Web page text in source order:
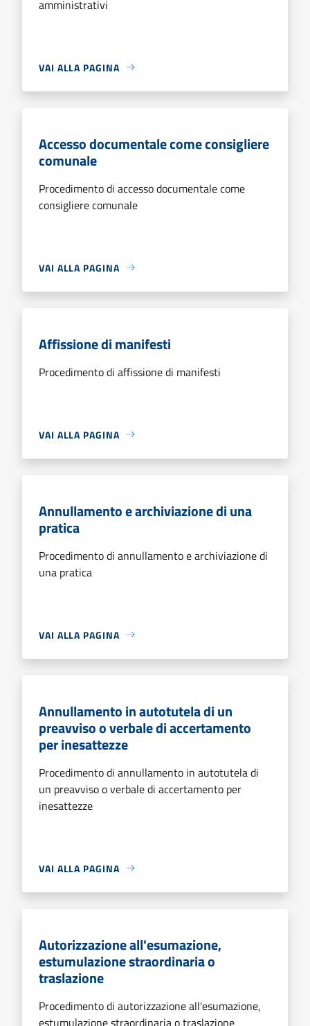
amministrativi
VAI ALLA PAGINA
Accesso documentale come consigliere
comunale
Procedimento di accesso documentale come
consigliere comunale
VAI ALLA PAGINA
Affissione di manifesti
Procedimento di affissione di manifesti
VAI ALLA PAGINA
Annullamento e archiviazione di una
pratica
Procedimento di annullamento e archiviazione di
una pratica
VAI ALLA PAGINA
Annullamento in autotutela di un
preavviso o verbale di accertamento
per inesattezze
Procedimento di annullamento in autotutela di
un preavviso o verbale di accertamento per
inesattezze
VAI ALLA PAGINA
Autorizzazione all'esumazione,
estumulazione straordinaria o
traslazione
Procedimento di autorizzazione all'esumazione,
estumulazione straordinaria o traslazione